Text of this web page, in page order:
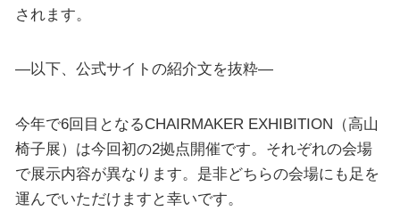
されます。
—以下、公式サイトの紹介文を抜粋—
今年で6回目となるCHAIRMAKER EXHIBITION（高山
椅子展）は今回初の2拠点開催です。それぞれの会場
で展示内容が異なります。是非どちらの会場にも足を
運んでいただけますと幸いです。